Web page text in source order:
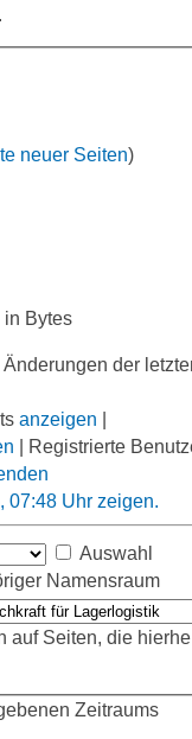
neuer Seiten)
in Bytes
Änderungen der
anzeigen
| Registrierte
07:48 Uhr zeigen.
Auswahl
Namensraum
auf Seiten, die
Zeitraums